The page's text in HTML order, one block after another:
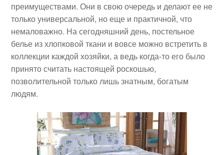
преимуществами. Они в свою очередь и делают ее не
только универсальной, но еще и практичной, что
немаловажно. На сегодняшний день, постельное
белье из хлопковой ткани и вовсе можно встретить в
коллекции каждой хозяйки, а ведь когда-то его было
принято считать настоящей роскошью,
позволительной только лишь знатным, богатым
людям.